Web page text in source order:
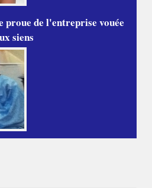
proue de l'entreprise vouée
siens